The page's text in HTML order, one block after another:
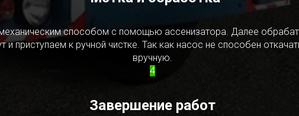
способом с помощью ассенизатора. Далее
к ручной чистке. Так как насос не способен
вручную.
4
Завершение работ